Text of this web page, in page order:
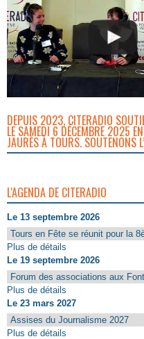
DEPUIS 2023, CITERADIO
LE SAMEDI 6 DÉCEMBRE 2025
JAURÈS À TOURS. SOUTENONS
L'AGENDA DE CITERADIO
Le 13 septembre 2026
Tours en Fête se réunit pour la
Plus de détails
Le 19 septembre 2026
Forum des associations aux
Plus de détails
Le 23 mars 2027
Assises du Journalisme 2027
Plus de détails